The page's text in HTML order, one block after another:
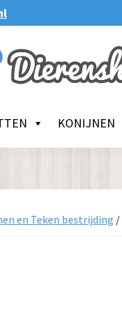
KONIJNEN
en Teken bestrijding /